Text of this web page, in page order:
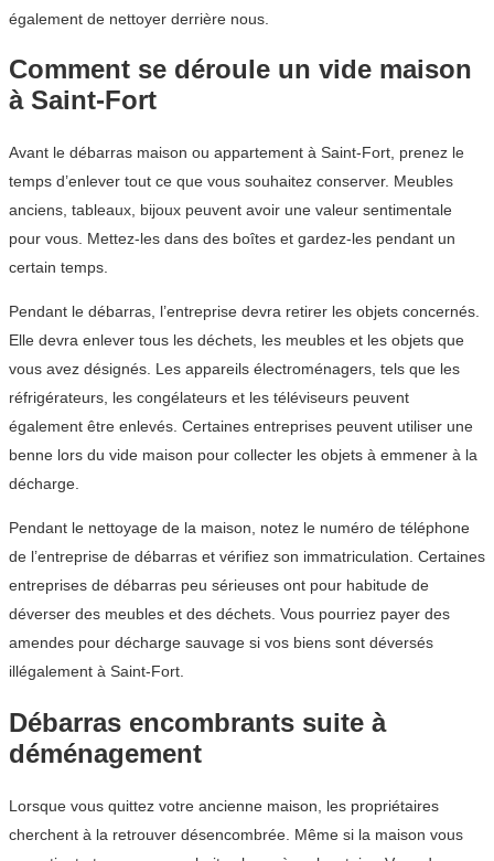
également de nettoyer derrière nous.
Comment se déroule un vide maison
à Saint-Fort
Avant le débarras maison ou appartement à Saint-Fort, prenez le
temps d’enlever tout ce que vous souhaitez conserver. Meubles
anciens, tableaux, bijoux peuvent avoir une valeur sentimentale
pour vous. Mettez-les dans des boîtes et gardez-les pendant un
certain temps.
Pendant le débarras, l’entreprise devra retirer les objets concernés.
Elle devra enlever tous les déchets, les meubles et les objets que
vous avez désignés. Les appareils électroménagers, tels que les
réfrigérateurs, les congélateurs et les téléviseurs peuvent
également être enlevés. Certaines entreprises peuvent utiliser une
benne lors du vide maison pour collecter les objets à emmener à la
décharge.
Pendant le nettoyage de la maison, notez le numéro de téléphone
de l’entreprise de débarras et vérifiez son immatriculation. Certaines
entreprises de débarras peu sérieuses ont pour habitude de
déverser des meubles et des déchets. Vous pourriez payer des
amendes pour décharge sauvage si vos biens sont déversés
illégalement à Saint-Fort.
Débarras encombrants suite à
déménagement
Lorsque vous quittez votre ancienne maison, les propriétaires
cherchent à la retrouver désencombrée. Même si la maison vous